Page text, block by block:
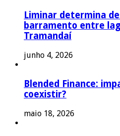
Liminar determina
barramento entre
Tramandaí
junho 4, 2026
Blended Finance:
coexistir?
maio 18, 2026